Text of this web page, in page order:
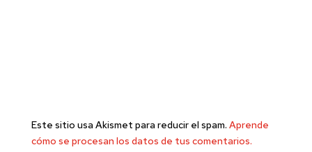
Este sitio usa Akismet para reducir el spam. Aprende
cómo se procesan los datos de tus comentarios.